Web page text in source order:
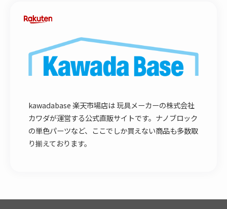
kawadabase 楽天市場店は 玩具メーカーの株式会社
カワダが運営する公式直販サイトです。ナノブロック
の単色パーツなど、ここでしか買えない商品も多数取
り揃えております。